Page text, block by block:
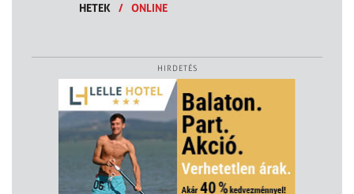
HETEK / ONLINE
HIRDETÉS